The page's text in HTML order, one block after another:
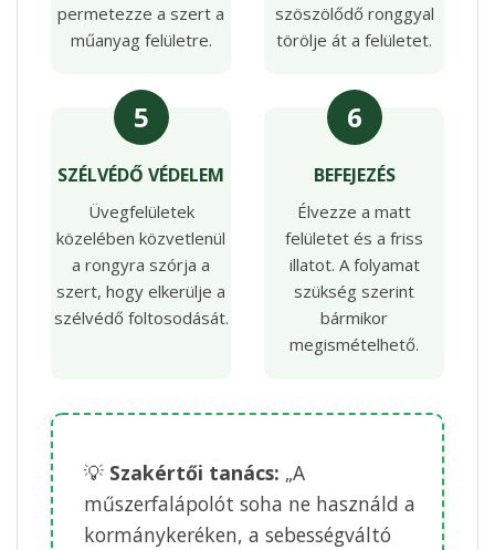
permetezze a szert a
műanyag felületre.
szöszölődő ronggyal
törölje át a felületet.
5
SZÉLVÉDŐ VÉDELEM
Üvegfelületek
közelében közvetlenül
a rongyra szórja a
szert, hogy elkerülje a
szélvédő foltosodását.
6
BEFEJEZÉS
Élvezze a matt
felületet és a friss
illatot. A folyamat
szükség szerint
bármikor
megismételhető.
💡 Szakértői tanács: „A
műszerfalápolót soha ne használd a
kormánykeréken, a sebességváltó